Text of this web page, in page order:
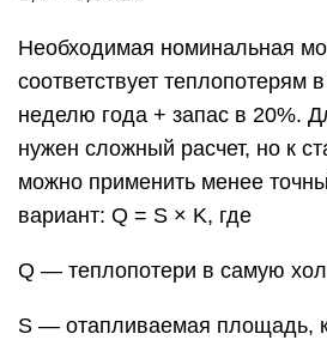
Необходимая номинальная
соответствует теплопотерям
неделю года + запас в 20%.
нужен сложный расчет, но к
можно применить менее
вариант: Q = S × K, где
Q — теплопотери в самую
S — отапливаемая площадь,